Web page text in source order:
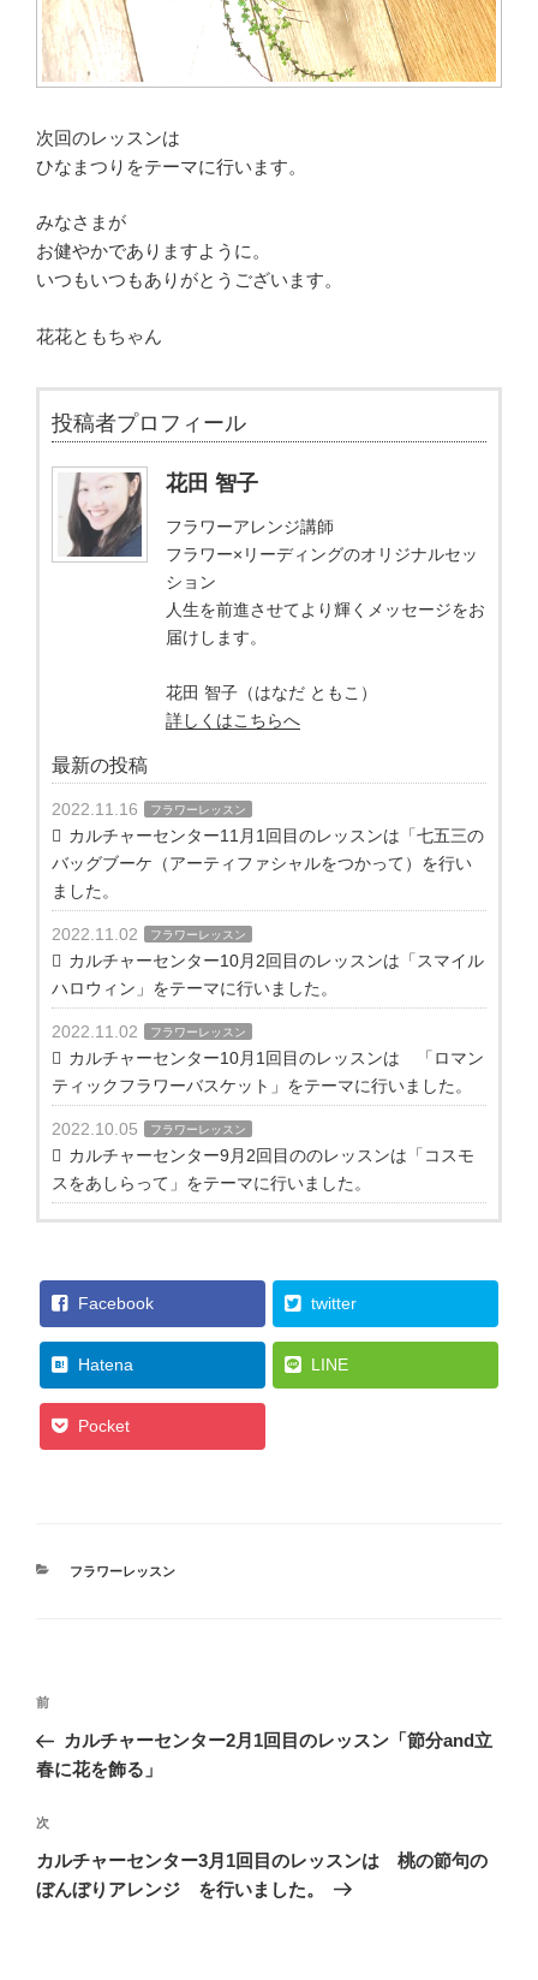
次回のレッスンは
ひなまつりをテーマに行います。
みなさまが
お健やかでありますように。
いつもいつもありがとうございます。
花花ともちゃん
投稿者プロフィール
花田 智子
フラワーアレンジ講師
フラワー×リーディングのオリジナルセッ
ション
人生を前進させてより輝くメッセージをお
届けします。
花田 智子（はなだ ともこ）
詳しくはこちらへ
最新の投稿
2022.11.16 フラワーレッスン
カルチャーセンター11月1回目のレッスンは「七五三の
バッグブーケ（アーティファシャルをつかって）を行い
ました。
2022.11.02 フラワーレッスン
カルチャーセンター10月2回目のレッスンは「スマイル
ハロウィン」をテーマに行いました。
2022.11.02 フラワーレッスン
カルチャーセンター10月1回目のレッスンは 「ロマン
ティックフラワーバスケット」をテーマに行いました。
2022.10.05 フラワーレッスン
カルチャーセンター9月2回目ののレッスンは「コスモ
スをあしらって」をテーマに行いました。
Facebook twitter
Hatena LINE
Pocket
カ
フラワーレッスン
投
ナ
ゲ
ー
シ
過
去
の
稿
前
カルチャーセンター2月1回目のレッスン「節分and立
春に花を飾る」
次
の
投
次
カルチャーセンター3月1回目のレッスンは 桃の節句の
ぼんぼりアレンジ を行いました。